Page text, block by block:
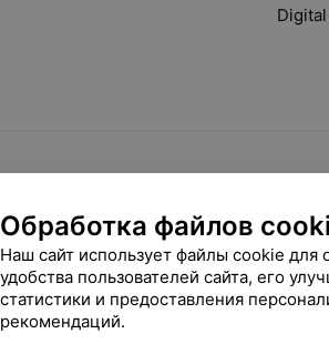
Обработка файлов
Наш сайт использует файлы cookie для
удобства пользователей сайта, его
статистики и предоставления
рекомендаций.